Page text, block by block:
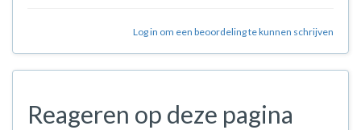
Log in om een beoordeling te kunnen schrijven
Reageren op deze pagina